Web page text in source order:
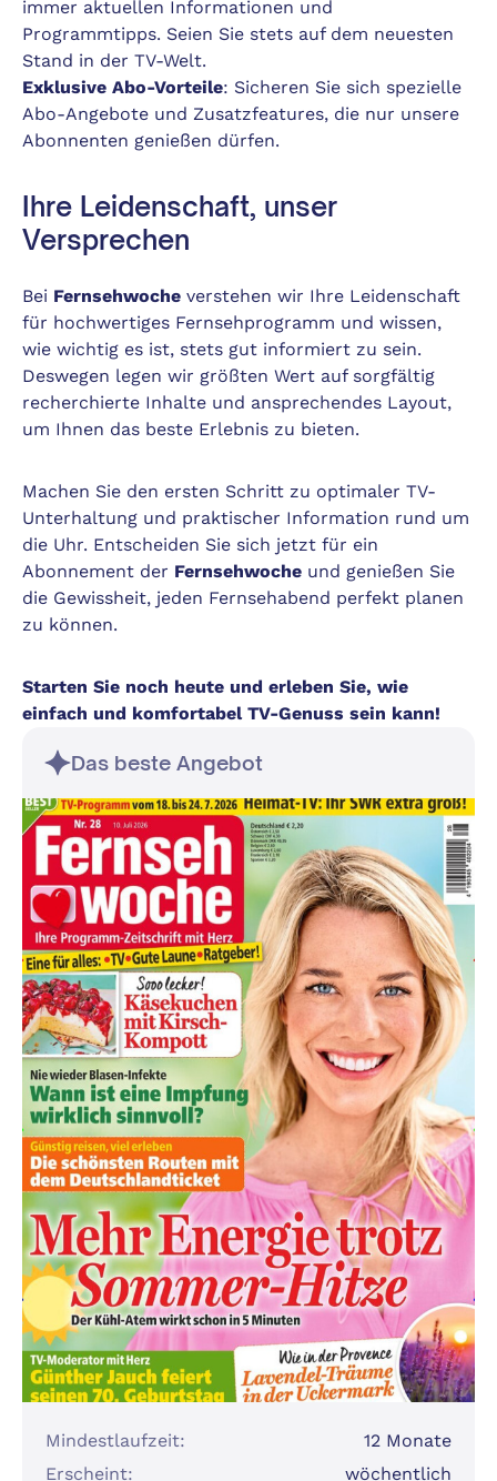
immer aktuellen Informationen und
Programmtipps. Seien Sie stets auf dem neuesten
Stand in der TV-Welt.
Exklusive Abo-Vorteile: Sicheren Sie sich spezielle
Abo-Angebote und Zusatzfeatures, die nur unsere
Abonnenten genießen dürfen.
Ihre Leidenschaft, unser
Versprechen
Bei Fernsehwoche verstehen wir Ihre Leidenschaft
für hochwertiges Fernsehprogramm und wissen,
wie wichtig es ist, stets gut informiert zu sein.
Deswegen legen wir größten Wert auf sorgfältig
recherchierte Inhalte und ansprechendes Layout,
um Ihnen das beste Erlebnis zu bieten.
Machen Sie den ersten Schritt zu optimaler TV-
Unterhaltung und praktischer Information rund um
die Uhr. Entscheiden Sie sich jetzt für ein
Abonnement der Fernsehwoche und genießen Sie
die Gewissheit, jeden Fernsehabend perfekt planen
zu können.
Starten Sie noch heute und erleben Sie, wie
einfach und komfortabel TV-Genuss sein kann!
Das beste Angebot
Mindestlaufzeit:
12 Monate
Erscheint:
wöchentlich